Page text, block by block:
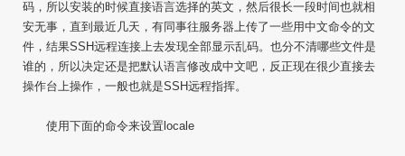
码，所以安装的时候直接语言选择的英文，然后很长一段时间也就相
安无事，直到最近几天，有同事往服务器上传了一些用中文命令的文
件，结果SSH远程连接上去发现全部显示乱码。也分不清哪些文件是
谁的，所以决定还是把默认语言修改成中文吧，反正现在很少直接去
操作台上操作，一般也就是SSH远程指挥。
使用下面的命令来设置locale